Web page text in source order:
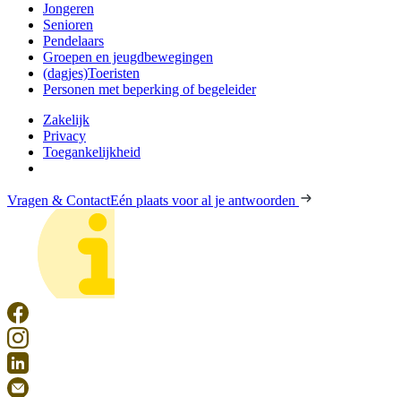
Jongeren
Senioren
Pendelaars
Groepen en jeugdbewegingen
(dagjes)Toeristen
Personen met beperking of begeleider
Zakelijk
Privacy
Toegankelijkheid
Vragen & ContactEén plaats voor al je antwoorden